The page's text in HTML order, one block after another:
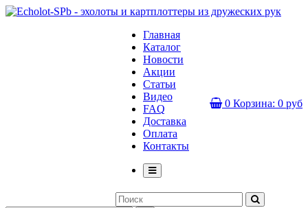
Главная
Каталог
Новости
Акции
Статьи
Видео
FAQ
Доставка
Оплата
Контакты
0 Корзина: 0 руб